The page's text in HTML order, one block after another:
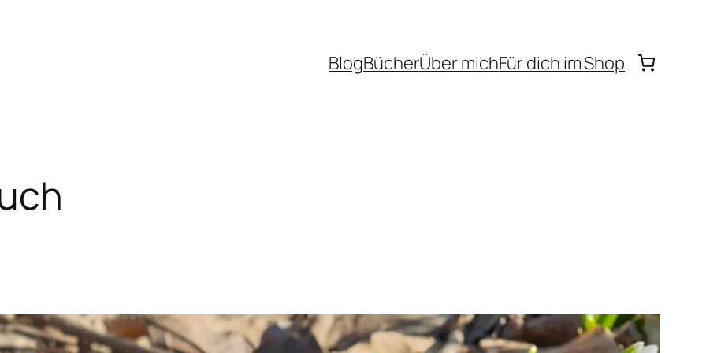
BlogBücherÜber michFür dich im Shop